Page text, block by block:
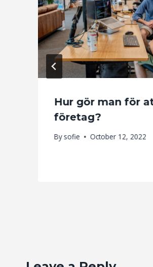
Hur gör man för
företag?
Bysofie October 12, 2022